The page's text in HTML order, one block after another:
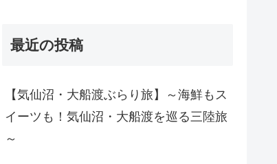
最近の投稿
【気仙沼・大船渡ぶらり旅】～海鮮もス
イーツも！気仙沼・大船渡を巡る三陸旅
～